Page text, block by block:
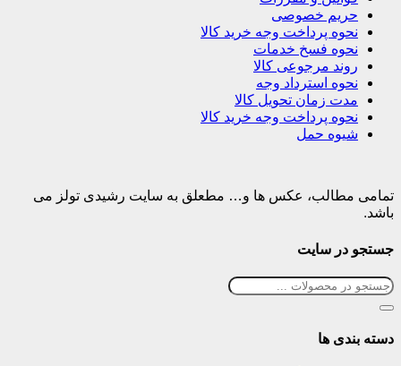
حریم خصوصی
نحوه پرداخت وجه خرید کالا
نحوه فسخ خدمات
روند مرجوعی کالا
نحوه استرداد وجه
مدت زمان تحویل کالا
نحوه پرداخت وجه خرید کالا
شیوه حمل
تمامی مطالب، عکس ها و… مطعلق به سایت رشیدی تولز می
باشد.
جستجو در سایت
دسته بندی ها